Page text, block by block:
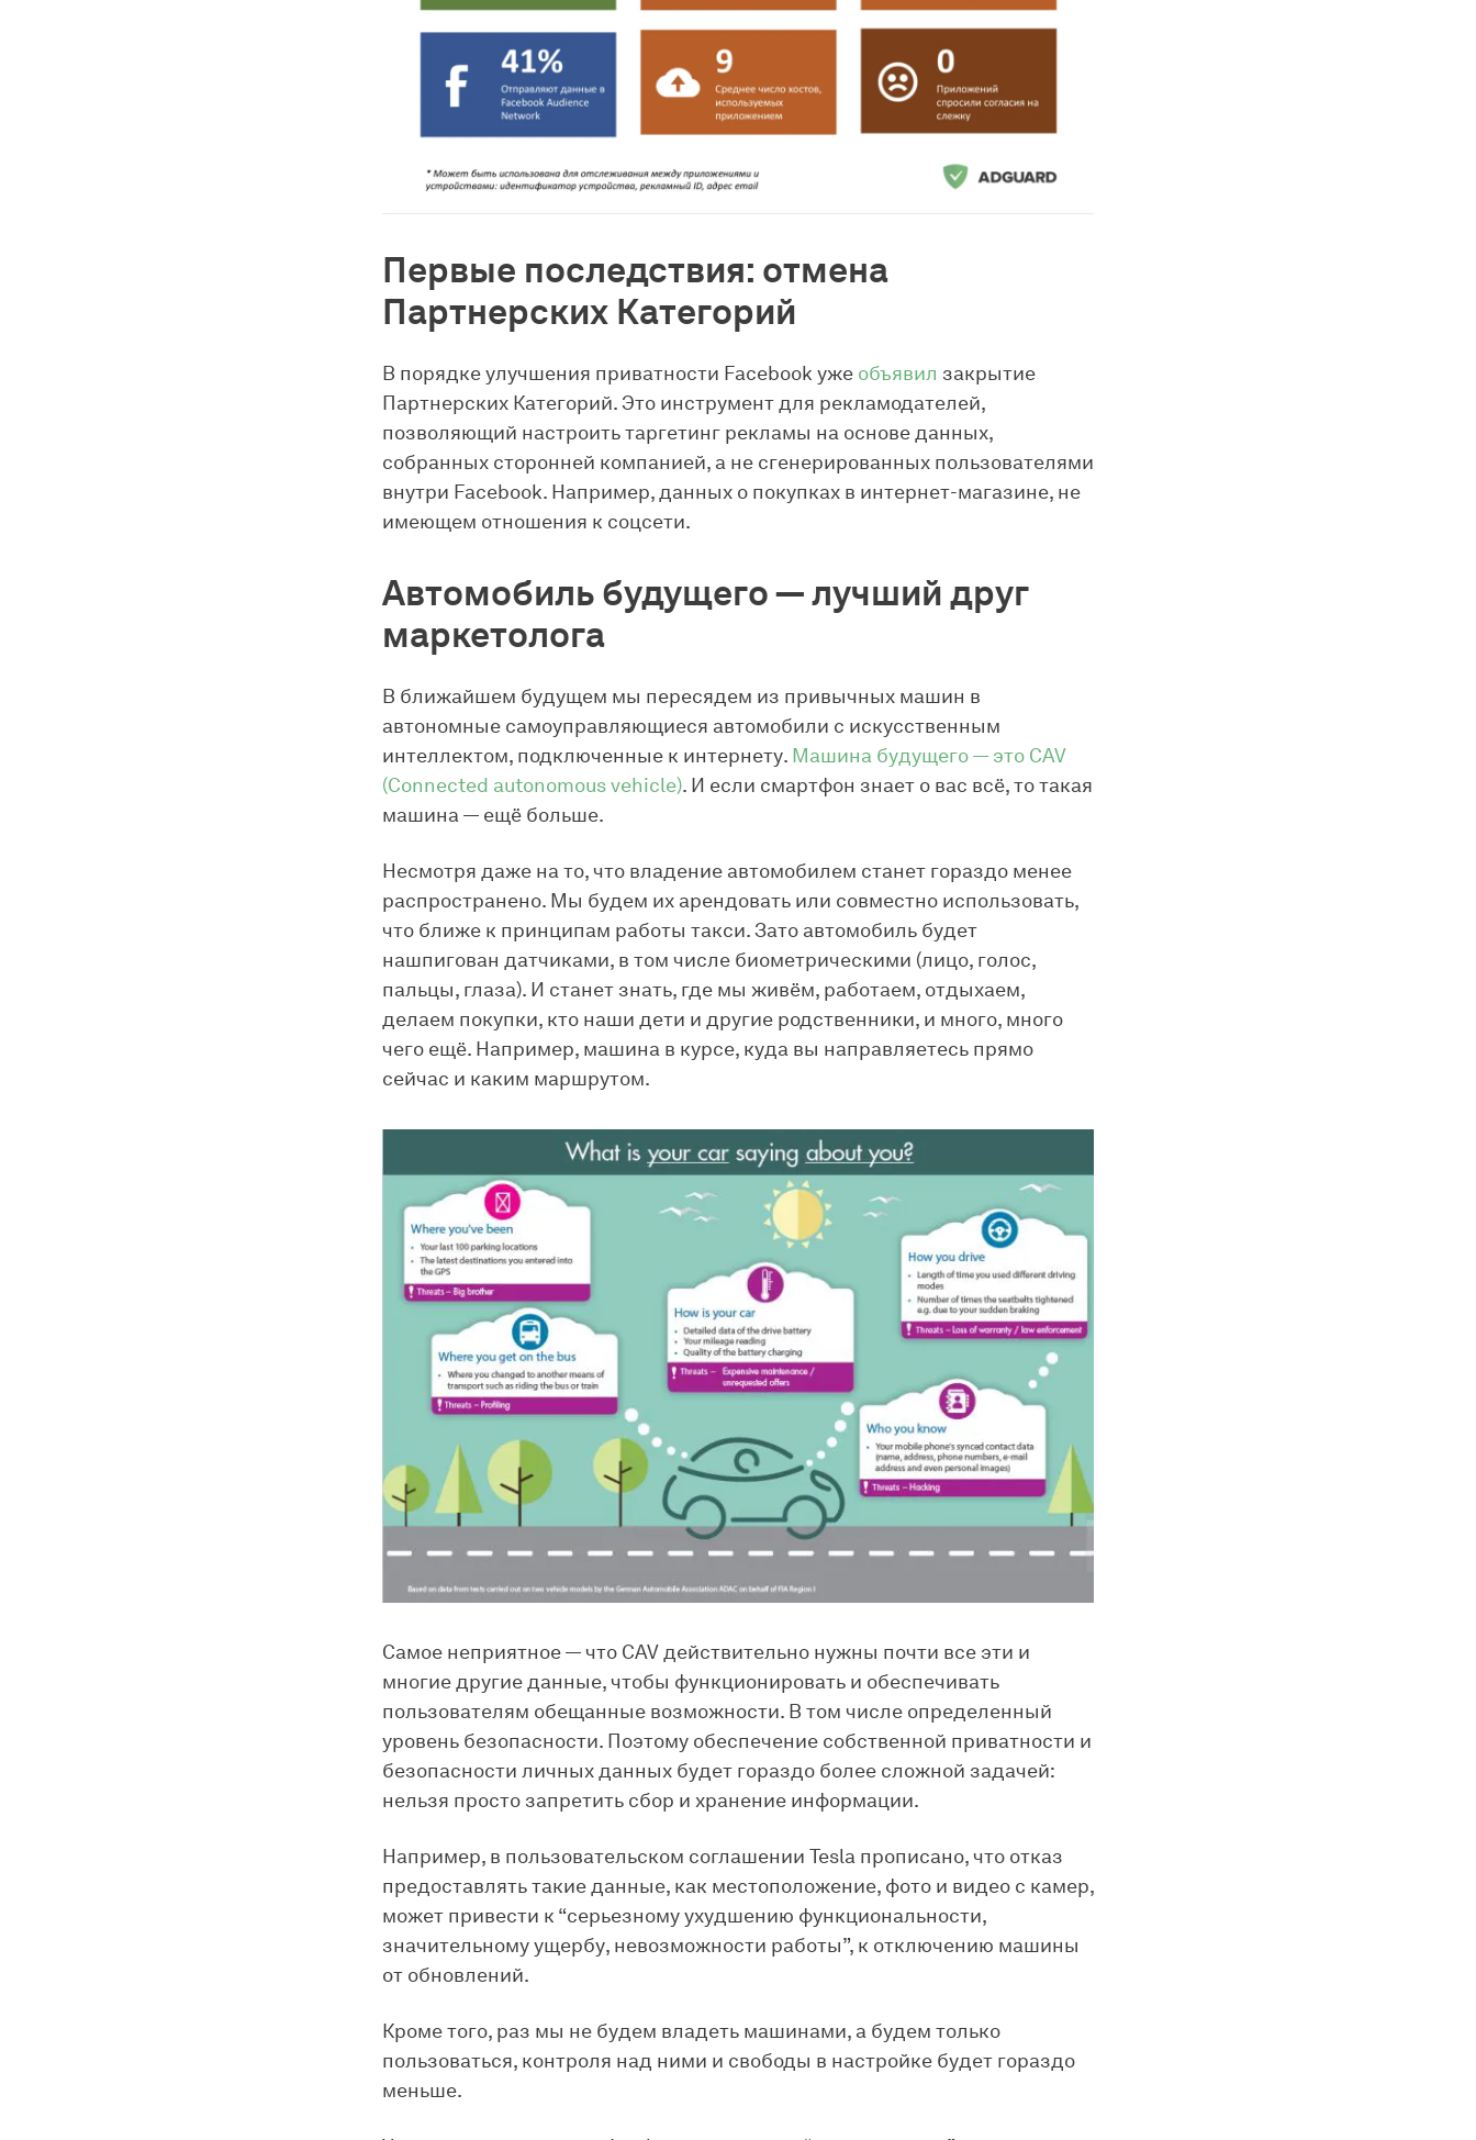
Первые последствия: отмена
Партнерских Категорий
В порядке улучшения приватности Facebook уже объявил закрытие
Партнерских Категорий. Это инструмент для рекламодателей,
позволяющий настроить таргетинг рекламы на основе данных,
собранных сторонней компанией, а не сгенерированных пользователями
внутри Facebook. Например, данных о покупках в интернет-магазине, не
имеющем отношения к соцсети.
Автомобиль будущего — лучший друг
маркетолога
В ближайшем будущем мы пересядем из привычных машин в
автономные самоуправляющиеся автомобили с искусственным
интеллектом, подключенные к интернету. Машина будущего — это CAV
(Connected autonomous vehicle). И если смартфон знает о вас всё, то такая
машина — ещё больше.
Несмотря даже на то, что владение автомобилем станет гораздо менее
распространено. Мы будем их арендовать или совместно использовать,
что ближе к принципам работы такси. Зато автомобиль будет
нашпигован датчиками, в том числе биометрическими (лицо, голос,
пальцы, глаза). И станет знать, где мы живём, работаем, отдыхаем,
делаем покупки, кто наши дети и другие родственники, и много, много
чего ещё. Например, машина в курсе, куда вы направляетесь прямо
сейчас и каким маршрутом.
Самое неприятное — что CAV действительно нужны почти все эти и
многие другие данные, чтобы функционировать и обеспечивать
пользователям обещанные возможности. В том числе определенный
уровень безопасности. Поэтому обеспечение собственной приватности и
безопасности личных данных будет гораздо более сложной задачей:
нельзя просто запретить сбор и хранение информации.
Например, в пользовательском соглашении Tesla прописано, что отказ
предоставлять такие данные, как местоположение, фото и видео с камер,
может привести к “серьезному ухудшению функциональности,
значительному ущербу, невозможности работы”, к отключению машины
от обновлений.
Кроме того, раз мы не будем владеть машинами, а будем только
пользоваться, контроля над ними и свободы в настройке будет гораздо
меньше.